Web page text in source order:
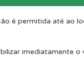
estatísticas no
tem mais
é permitida até ao
imediatamente o